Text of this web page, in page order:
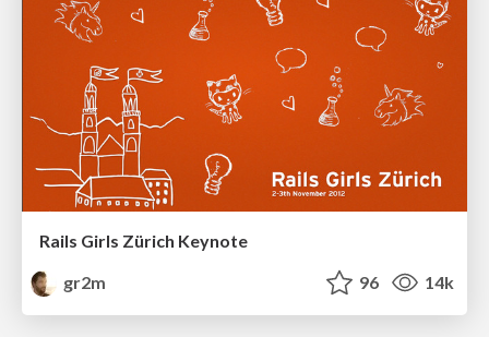
Rails Girls Zürich Keynote
gr2m
96 14k